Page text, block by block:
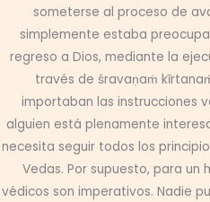
someterse al proceso de
simplemente estaba
regreso a Dios, mediante la
través de śravaṇaṁ
importaban las instrucciones
alguien está plenamente
necesita seguir todos los
Vedas. Por supuesto, para un
védicos son imperativos. Nadie